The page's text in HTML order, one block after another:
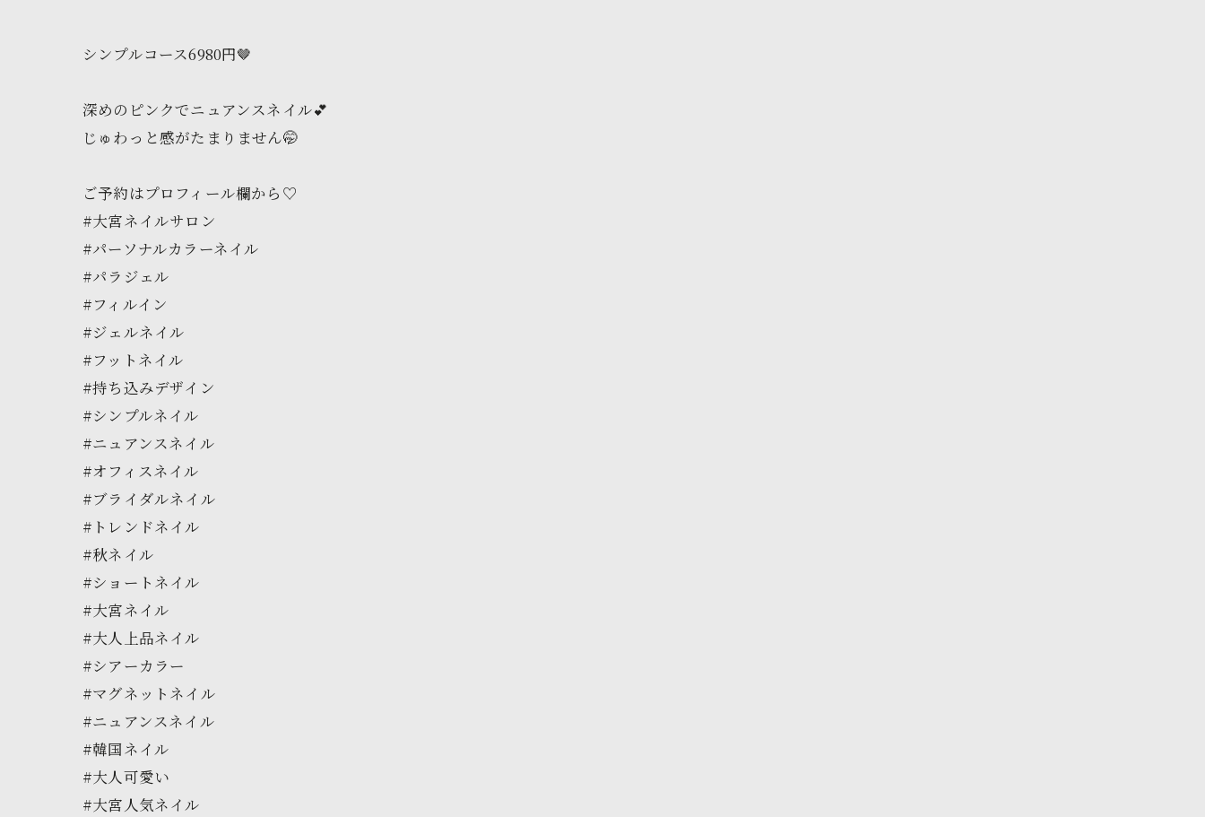
シンプルコース6980円🤎
深めのピンクでニュアンスネイル💕
じゅわっと感がたまりません🤭
ご予約はプロフィール欄から♡
#大宮ネイルサロン
#パーソナルカラーネイル
#パラジェル
#フィルイン
#ジェルネイル
#フットネイル
#持ち込みデザイン
#シンプルネイル
#ニュアンスネイル
#オフィスネイル
#ブライダルネイル
#トレンドネイル
#秋ネイル
#ショートネイル
#大宮ネイル
#大人上品ネイル
#シアーカラー
#マグネットネイル
#ニュアンスネイル
#韓国ネイル
#大人可愛い
#大宮人気ネイル